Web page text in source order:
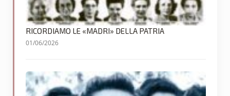
RICORDIAMO LE «MADRI» DELLA PATRIA
01/06/2026